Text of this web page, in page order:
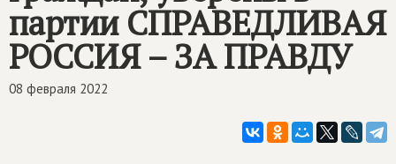
партии СПРАВЕДЛИВАЯ
РОССИЯ – ЗА ПРАВДУ
08 февраля 2022